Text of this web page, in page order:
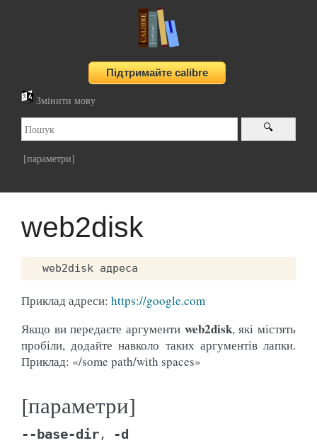
Змінити мову
[параметри]
web2disk
Приклад адреси: https://google.com
Якщо ви передаєте аргументи web2disk, які містять
пробіли, додайте навколо таких аргументів лапки.
Приклад: «/some path/with spaces»
[параметри]
--base-dir , -d